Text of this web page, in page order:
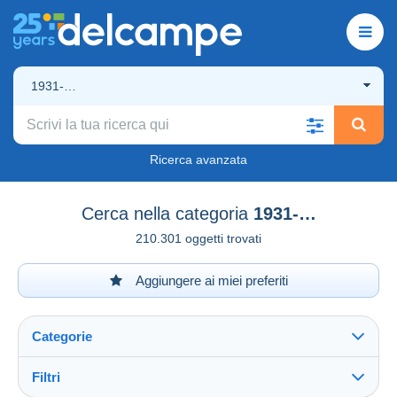
1931-…
Ricerca avanzata
Cerca nella categoria 1931-…
210.301 oggetti trovati
Aggiungere ai miei preferiti
Categorie
Filtri